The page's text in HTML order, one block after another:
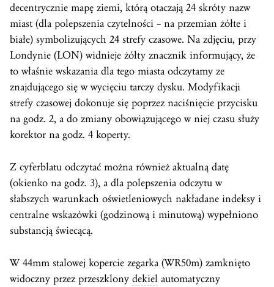
decentrycznie mapę ziemi, którą otaczają 24 skróty nazw
miast (dla polepszenia czytelności – na przemian żółte i
białe) symbolizujących 24 strefy czasowe. Na zdjęciu, przy
Londynie (LON) widnieje żółty znacznik informujący, że
to właśnie wskazania dla tego miasta odczytamy ze
znajdującego się w wycięciu tarczy dysku. Modyfikacji
strefy czasowej dokonuje się poprzez naciśnięcie przycisku
na godz. 2, a do zmiany obowiązującego w niej czasu służy
korektor na godz. 4 koperty.
Z cyferblatu odczytać można również aktualną datę
(okienko na godz. 3), a dla polepszenia odczytu w
słabszych warunkach oświetleniowych nakładane indeksy i
centralne wskazówki (godzinową i minutową) wypełniono
substancją świecącą.
W 44mm stalowej kopercie zegarka (WR50m) zamknięto
widoczny przez przeszklony dekiel automatyczny